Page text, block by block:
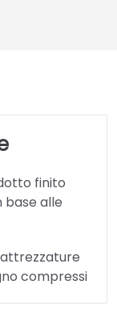
finito
base alle
compressi